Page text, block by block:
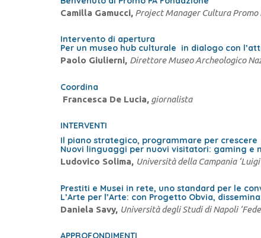
Camilla Gamucci, Project Manager Cultura Promo
Intervento di apertura
Per un museo hub culturale in dialogo con
Paolo Giulierni, Direttore Museo Archeologico
Coordina
Francesca De Lucia, giornalista
INTERVENTI
Il piano strategico, programmare per crescere
Nuovi linguaggi per nuovi visitatori: gaming e
Ludovico Solima, Università della Campania
Prestiti e Musei in rete, uno standard per le
L’Arte per l’Arte: con Progetto Obvia,
Daniela Savy, Università degli Studi di Napoli
APPROFONDIMENTI